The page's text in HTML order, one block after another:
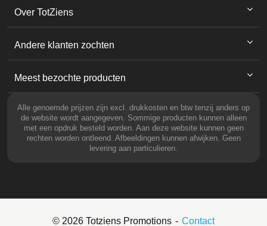
Over TotZiens
Andere klanten zochten
Meest bezochte producten
Alle genoemde prijzen zijn excl. drukkosten en btw tenzij anders op
de website wordt aangegeven. Sommige producten kunnen alleen
met een opdruk besteld worden. Aan deze website kunnen geen
rechten worden ontleend. Afbeeldingen kunnen afwijken. Geen
levering aan particulieren.
© 2026 Totziens Promotions Contact